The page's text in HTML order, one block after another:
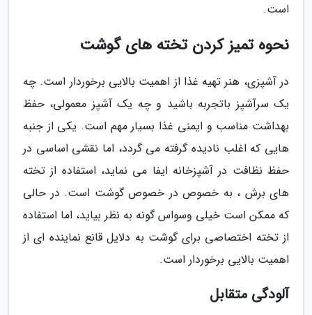
است.
نحوه تمیز کردن تخته های گوشت
در آشپزی، هنر تهیه غذا از اهمیت بالایی برخوردار است. چه
یک سرآشپز باتجربه باشید و چه یک آشپز معمولی، حفظ
بهداشت مناسب و ایمنی غذا بسیار مهم است. یکی از جنبه
هایی که اغلب نادیده گرفته می گردد، اما نقشی اساسی در
حفظ نظافت در آشپزخانه ایفا می نماید، استفاده از تخته
های برش ، به خصوص در خصوص گوشت است. در حالی
که ممکن است خیلی وسواس گونه به نظر بیاید، اما استفاده
از تخته اختصاصی برای گوشت به دلایل قانع نماینده ای از
اهمیت بالایی برخوردار است.
آلودگی متقابل